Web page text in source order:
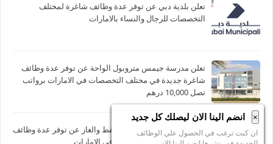
× انضم الينا الان ليصلك كل جديد
ان كنت ترغب في الحصول علي الوظائف
تعلن بلدية دبي عن توفر عدة وظائف شاغرة لمختلف
التخصصات للرجال والنساء بالامارات
تعلن مدرسة جيمس متروبول الواحة عن توفر عدة وظائف
شاغرة جديدة في مختلف التخصصات في الامارات برواتب
تصل 10,000 درهم
تعلن شركة ارامكو للتجارة للنفط والغاز عن توفر عدة وظائف
شاغرة جديدة بأبوظبي ودبي في الامارات